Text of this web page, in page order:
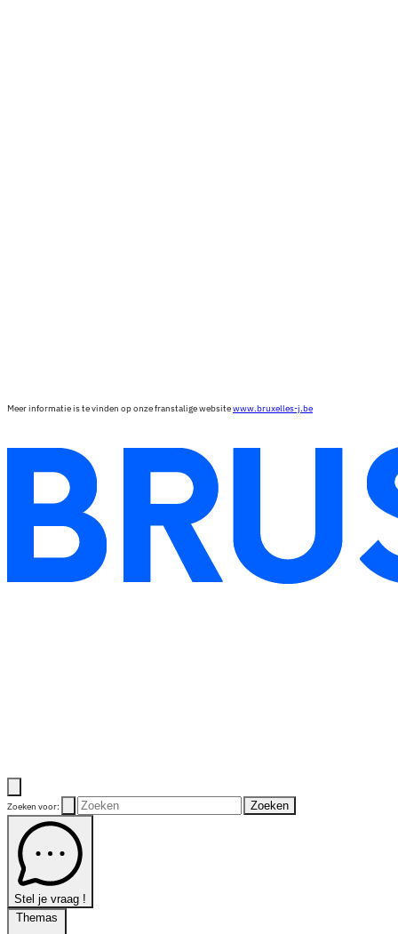
Meer informatie is te vinden op onze franstalige websitewww.bruxelles-j.be
Zoeken voor: Zoeken
Stel je vraag !
Themas